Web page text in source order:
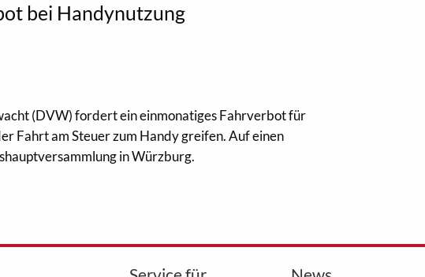
bei Handynutzung
(DVW) fordert ein einmonatiges Fahrverbot für
Fahrt am Steuer zum Handy greifen. Auf einen
in Würzburg.